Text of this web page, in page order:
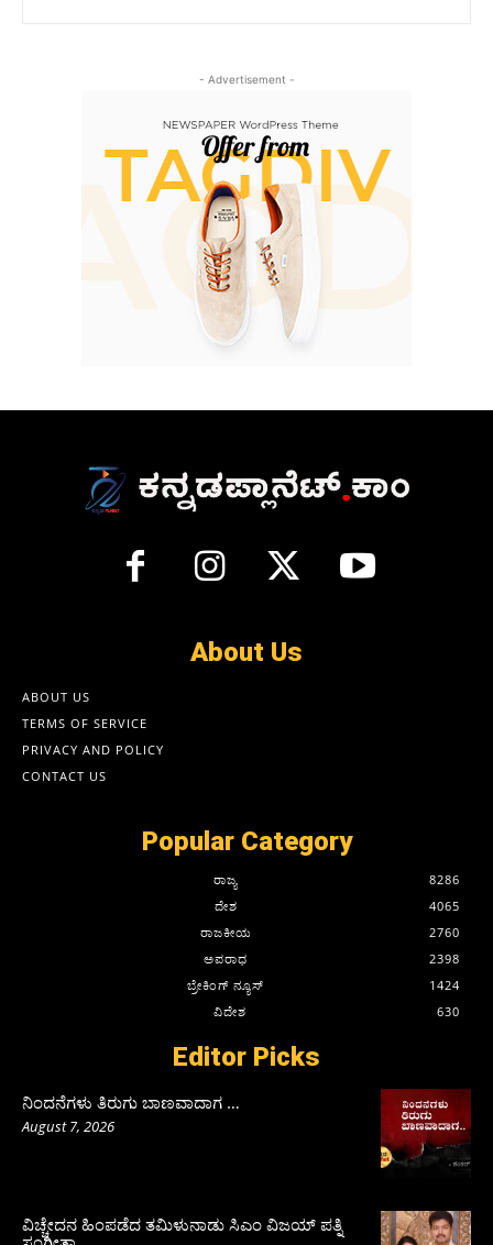
- Advertisement -
About Us
ABOUT US
TERMS OF SERVICE
PRIVACY AND POLICY
CONTACT US
Popular Category
ರಾಜ್ಯ
8286
ದೇಶ
4065
ರಾಜಕೀಯ
2760
ಅಪರಾಧ
2398
ಬ್ರೇಕಿಂಗ್ ನ್ಯೂಸ್
1424
ವಿದೇಶ
630
Editor Picks
ನಿಂದನೆಗಳು ತಿರುಗು ಬಾಣವಾದಾಗ …
August 7, 2026
ವಿಚ್ಚೇದನ ಹಿಂಪಡೆದ ತಮಿಳುನಾಡು ಸಿಎಂ ವಿಜಯ್‌ ಪತ್ನಿ